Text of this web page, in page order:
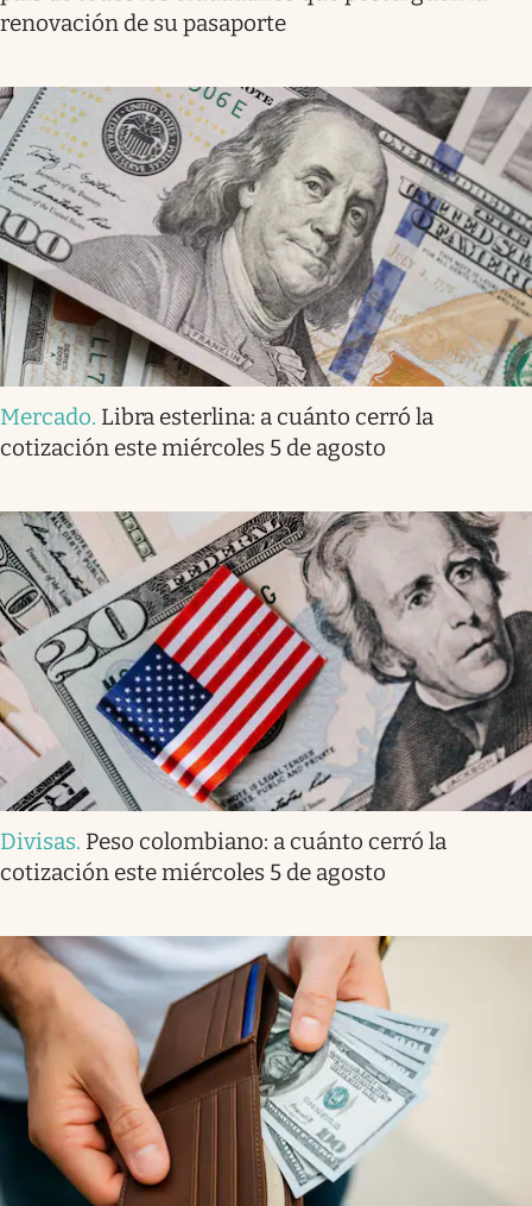
renovación de su pasaporte
Mercado. Libra esterlina: a cuánto cerró la
cotización este miércoles 5 de agosto
Divisas. Peso colombiano: a cuánto cerró la
cotización este miércoles 5 de agosto